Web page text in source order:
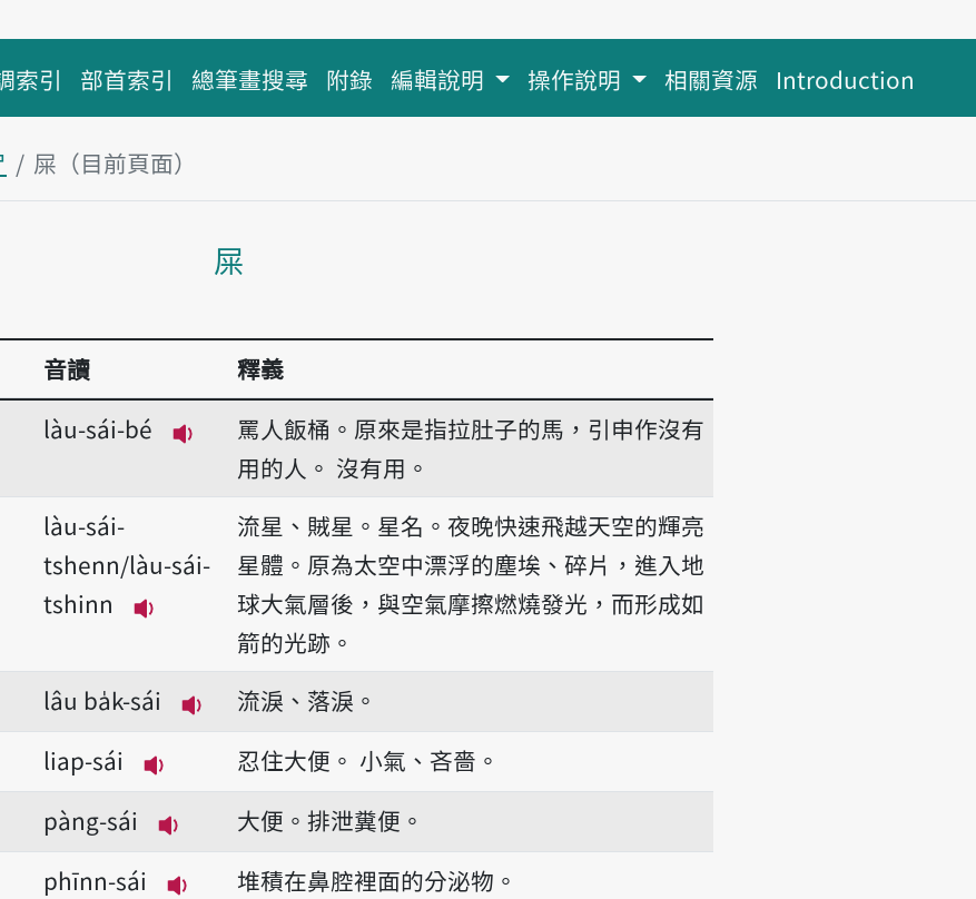
索引 部首索引 總筆畫搜尋 附錄 編輯說明 操作說明 相關資源 Introduction
屎（目前頁面）
屎
音讀
釋義
làu-sái-bé
播放音讀làu-sái-bé
罵人飯桶。原來是指拉肚子的馬，引申作沒有
用的人。 沒有用。
làu-sái-
tshenn/làu-sái-
tshinn
播放音讀làu-sái-tshenn/làu-sái-tshinn
流星、賊星。星名。夜晚快速飛越天空的輝亮
星體。原為太空中漂浮的塵埃、碎片，進入地
球大氣層後，與空氣摩擦燃燒發光，而形成如
箭的光跡。
lâu ba̍k-sái
播放音讀lâu ba̍k-sái
流淚、落淚。
liap-sái
播放音讀liap-sái
忍住大便。 小氣、吝嗇。
pàng-sái
播放音讀pàng-sái
大便。排泄糞便。
phīnn-sái
堆積在鼻腔裡面的分泌物。